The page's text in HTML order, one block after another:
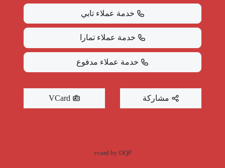
خدمة عملاء تابي
خدمة عملاء تمارا
خدمة عملاء مدفوع
مشاركة VCard
vcard by OQP